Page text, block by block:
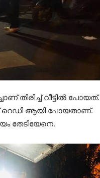
തിരിച്ച് വീട്ടിൽ പോയത്.
റെഡി ആയി പോയതാണ്.
തേടിയേനെ.